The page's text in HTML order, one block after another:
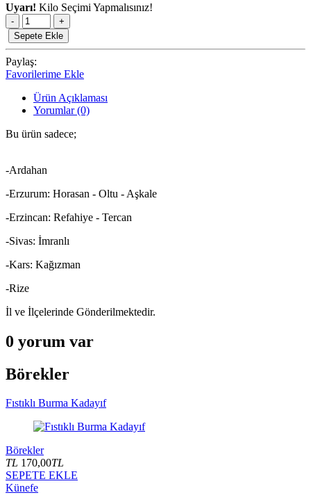
Uyarı! Kilo Seçimi Yapmalısınız!
-
+
Sepete Ekle
Paylaş:
Favorilerime Ekle
Ürün Açıklaması
Yorumlar (0)
Bu ürün sadece;
-Ardahan
-Erzurum: Horasan - Oltu - Aşkale
-Erzincan: Refahiye - Tercan
-Sivas: İmranlı
-Kars: Kağızman
-Rize
İl ve İlçelerinde Gönderilmektedir.
0 yorum var
Börekler
Fıstıklı Burma Kadayıf
Börekler
TL 170,00TL
SEPETE EKLE
Künefe